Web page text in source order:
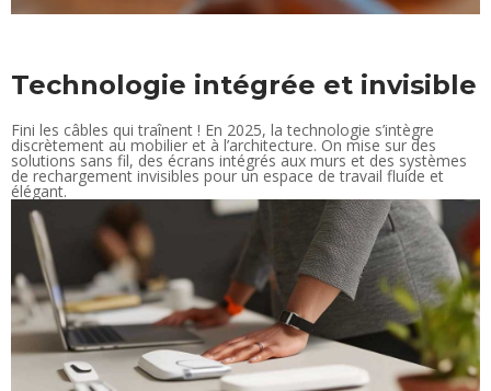
Technologie intégrée et invisible
Fini les câbles qui traînent ! En 2025, la technologie s’intègre
discrètement au mobilier et à l’architecture. On mise sur des
solutions sans fil, des écrans intégrés aux murs et des systèmes
de rechargement invisibles pour un espace de travail fluide et
élégant.